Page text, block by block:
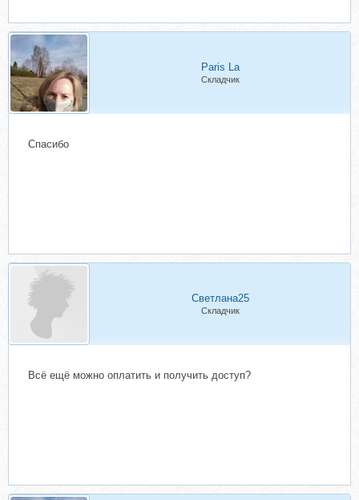
Paris La
Складчик
Спасибо
Светлана25
Складчик
Всё ещё можно оплатить и получить доступ?